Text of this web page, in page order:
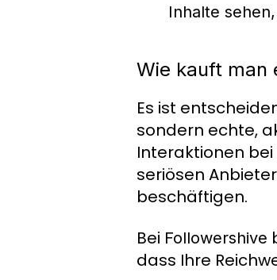
Inhalte
Wie kauft man
Es ist
sondern echte,
Interaktionen
seriösen
beschäftigen.
Bei Followershive
dass Ihre